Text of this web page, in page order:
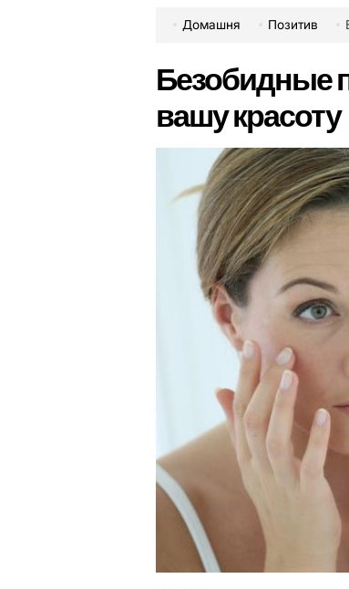
Домашня Позитив
Безобидные
вашу красоту